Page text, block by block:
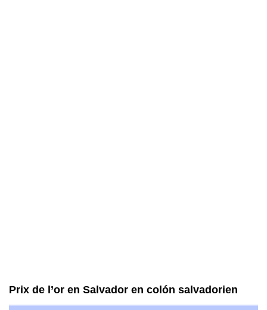
Prix de l’or en Salvador en colón salvadorien